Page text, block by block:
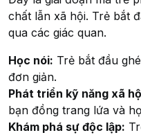
chất lẫn xã hội. Trẻ bắt
qua các giác quan.
Học nói: Trẻ bắt đầu
đơn giản.
Phát triển kỹ năng xã
bạn đồng trang lứa và
Khám phá sự độc lập: